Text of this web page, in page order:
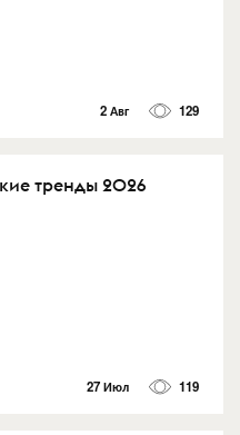
2 Авг 129
тренды 2026
27 Июл 119